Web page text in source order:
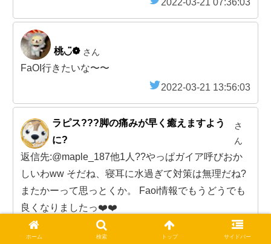
2022-03-21 07:36:03
桃◡̈❁ さん
FaOI行きたいな〜〜
2022-03-21 13:56:03
ラピス???脚の痛みが早く癒えますよう
に?
さ
ん
返信先:@maple_187他1人??やっぱガイア呼びおか
しいわww そだね、寝耳に水過ぎて対策は無理だね?
またかーって思っとくか。 Faoi情報でもうどうでも
良くなりましたっ❤️❤️
2022-03-21 20:06:03
ホーム 検索 トップ サイドバー